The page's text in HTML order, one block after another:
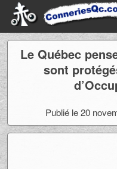
Le Québec
sont
Publié le 20